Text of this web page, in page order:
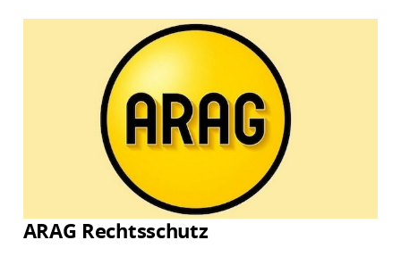
ARAG Rechtsschutz